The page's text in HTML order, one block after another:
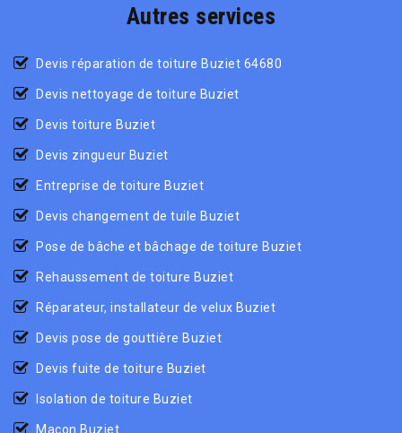
Autres services
Devis réparation de toiture Buziet 64680
Devis nettoyage de toiture Buziet
Devis toiture Buziet
Devis zingueur Buziet
Entreprise de toiture Buziet
Devis changement de tuile Buziet
Pose de bâche et bâchage de toiture Buziet
Rehaussement de toiture Buziet
Réparateur, installateur de velux Buziet
Devis pose de gouttière Buziet
Devis fuite de toiture Buziet
Isolation de toiture Buziet
Maçon Buziet